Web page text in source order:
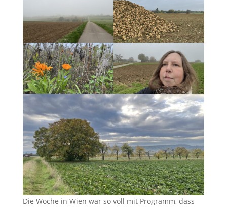
Die Woche in Wien war so voll mit Programm, dass